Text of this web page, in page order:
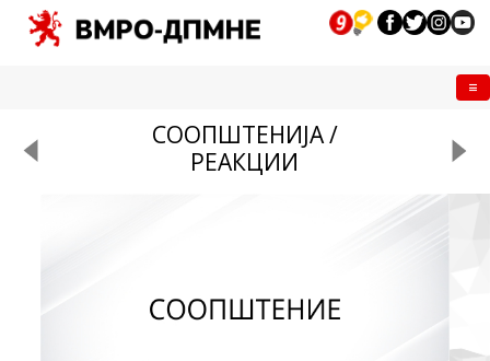
СООПШТЕНИЈА /
РЕАКЦИИ